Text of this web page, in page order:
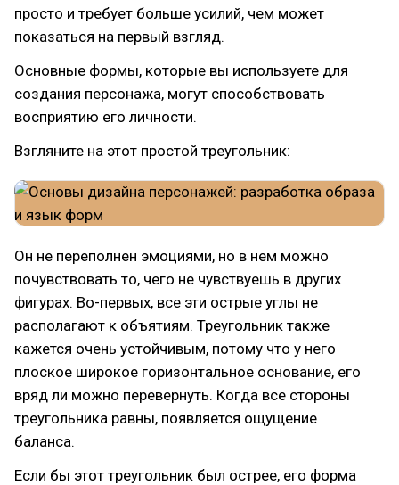
просто и требует больше усилий, чем может
показаться на первый взгляд.
Основные формы, которые вы используете для
создания персонажа, могут способствовать
восприятию его личности.
Взгляните на этот простой треугольник:
Он не переполнен эмоциями, но в нем можно
почувствовать то, чего не чувствуешь в других
фигурах. Во-первых, все эти острые углы не
располагают к объятиям. Треугольник также
кажется очень устойчивым, потому что у него
плоское широкое горизонтальное основание, его
вряд ли можно перевернуть. Когда все стороны
треугольника равны, появляется ощущение
баланса.
Если бы этот треугольник был острее, его форма